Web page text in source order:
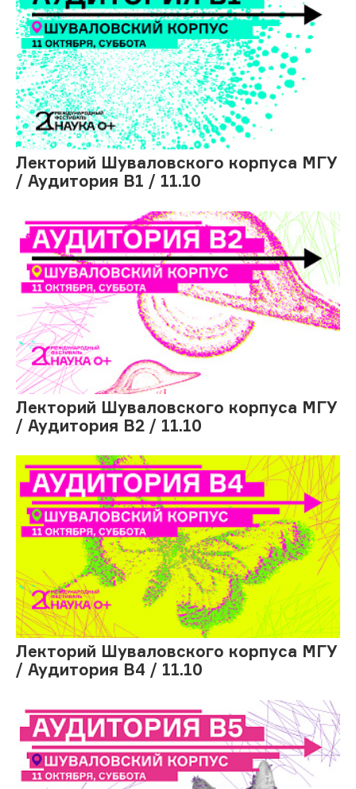
Лекторий Шуваловского корпуса МГУ
/ Аудитория В1 / 11.10
Лекторий Шуваловского корпуса МГУ
/ Аудитория В2 / 11.10
Лекторий Шуваловского корпуса МГУ
/ Аудитория В4 / 11.10